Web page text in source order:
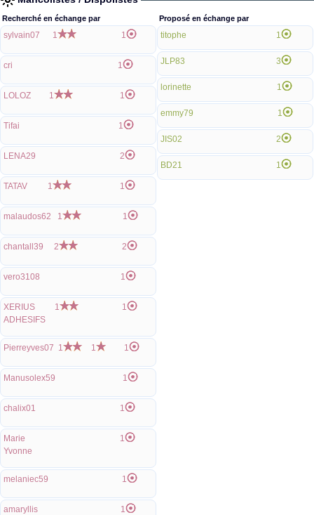
Recherché en échange par
sylvain07 1 1
cri 1
LOLOZ 1 1
Tifai 1
LENA29 2
TATAV 1 1
malaudos62 1 1
chantall39 2 2
vero3108 1
XERIUS
ADHESIFS
1 1
Pierreyves07 1 1 1
Manusolex59 1
chalix01 1
Marie
Yvonne
1
melaniec59 1
amaryllis 1
Proposé en échange par
titophe 1
JLP83 3
lorinette 1
emmy79 1
JIS02 2
BD21 1